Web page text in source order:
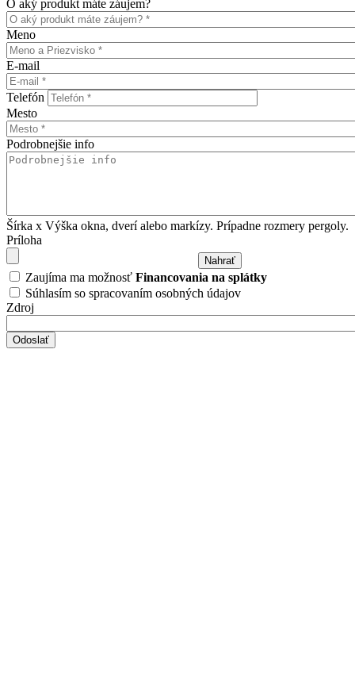
O aký produkt máte záujem?
Meno
E-mail
Telefón
Mesto
Podrobnejšie info
Šírka x Výška okna, dverí alebo markízy. Prípadne rozmery pergoly.
Príloha
Zaujíma ma možnosť Financovania na splátky
Súhlasím so spracovaním osobných údajov
Zdroj